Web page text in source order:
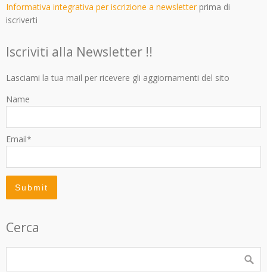
Informativa integrativa per iscrizione a newsletterprima di
iscriverti
Iscriviti alla Newsletter !!
Lasciami la tua mail per ricevere gli aggiornamenti del sito
Name
Email*
Cerca